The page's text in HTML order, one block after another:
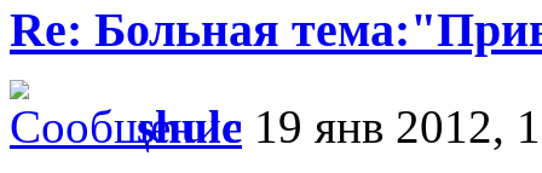
Re: Больная
shulc 19 янв 2012,